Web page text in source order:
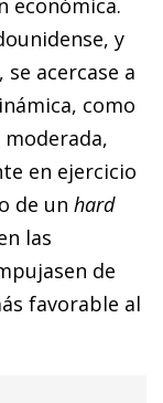
económica.
y
acercase a
como
en ejercicio
de un hard
las
de
favorable al